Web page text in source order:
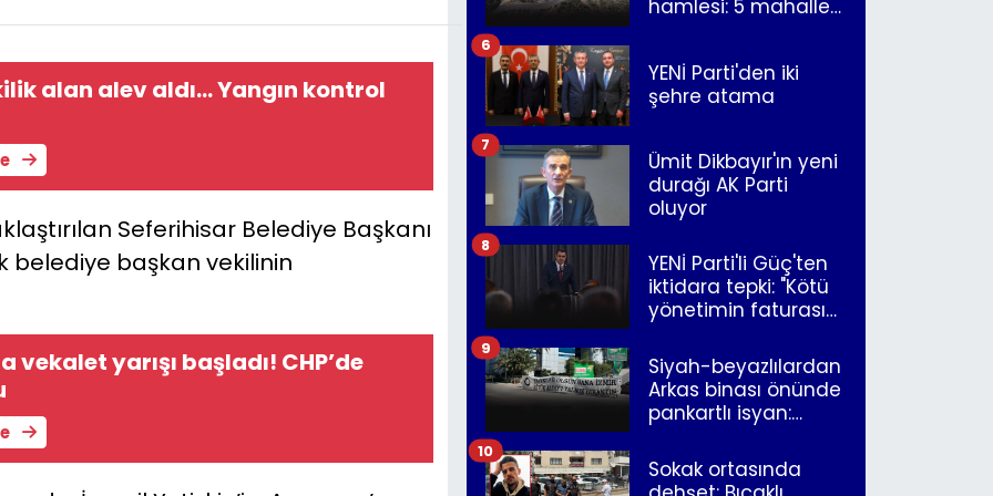
alan alev aldı... Yangın kontrol
Seferihisar Belediye Başkanı
belediye başkan vekilinin
vekalet yarışı başladı! CHP’de
hamlesi: 5 mahalle
YENİ Parti'den iki
şehre atama
6
Ümit Dikbayır'ın yeni
durağı AK Parti
oluyor
7
YENİ Parti'li Güç'ten
iktidara tepki: "Kötü
yönetimin faturasını
8
Siyah-beyazlılardan
Arkas binası önünde
pankartlı isyan:
İzmir"
9
Sokak ortasında
10